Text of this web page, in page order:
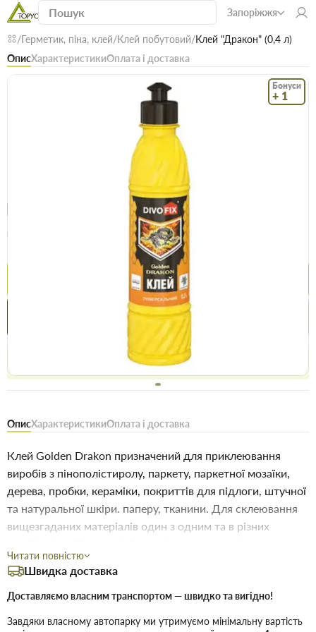
Запоріжжя
Герметик, піна, клей Клей побутовий Клей "Дракон" (0,4 л)
ОписХарактеристикиОплата і доставка
Бонуси
+ 1
Клей "Дракон" (0,4 л)
Безкоштовна доставка! Від 15000 грн єВідновлення
111.9 грн
Купити
Знайшли
дешевше
Безоплатне повернення товару 14 днів, для власників
ОписХарактеристикиОплата і доставка
Клей Golden Drakon призначений для приклеювання
виробів з пінополістиролу, паркету, паркетної мозаїки,
дерева, пробки, кераміки, покриттів для підлоги, штучної
та натуральної шкіри. паперу, тканини. Для склеювання
вищезгаданих матеріалів один з одним та в різних
вапняні, гіпсові (крім глянсових). Полімерний клей Golden
Drakon стійкий до механічних навантажень. Має високу
адгезію. Простий у застосуванні. Морозостійкий,
термостійкий. Виконання робіт Клей полімерний «Голден
Читати повністю
Швидка доставка
Доставляємо власним транспортом — швидко та вигідно!
Завдяки власному автопарку ми утримуємо мінімальну вартість